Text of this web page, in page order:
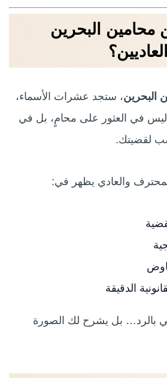
محامين البحرين
البحرين، ستجد عشرات الأسماء،
ليس في العثور على محامٍ، بل في
لقضيتك.
والعادي يظهر في:
الدقيقة
بالرد… بل يشرح لك الصورة